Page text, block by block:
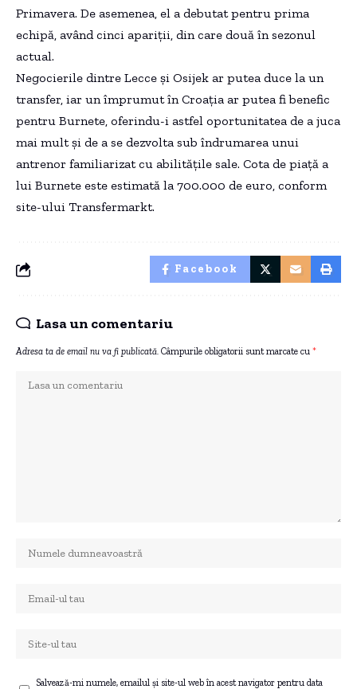
Primavera. De asemenea, el a debutat pentru prima
echipă, având cinci apariții, din care două în sezonul
actual.
Negocierile dintre Lecce și Osijek ar putea duce la un
transfer, iar un împrumut în Croația ar putea fi benefic
pentru Burnete, oferindu-i astfel oportunitatea de a juca
mai mult și de a se dezvolta sub îndrumarea unui
antrenor familiarizat cu abilitățile sale. Cota de piață a
lui Burnete este estimată la 700.000 de euro, conform
site-ului Transfermarkt.
Facebook
Lasa un comentariu
Adresa ta de email nu va fi publicată. Câmpurile obligatorii sunt marcate cu *
Salvează-mi numele, emailul și site-ul web în acest navigator pentru data